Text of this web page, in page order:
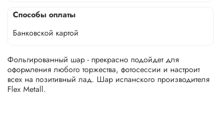
Способы оплаты
Банковской картой
Фольгированный шар - прекрасно подойдет для
оформления любого торжества, фотосессии и настроит
всех на позитивный лад. Шар испанского производителя
Flex Metall.